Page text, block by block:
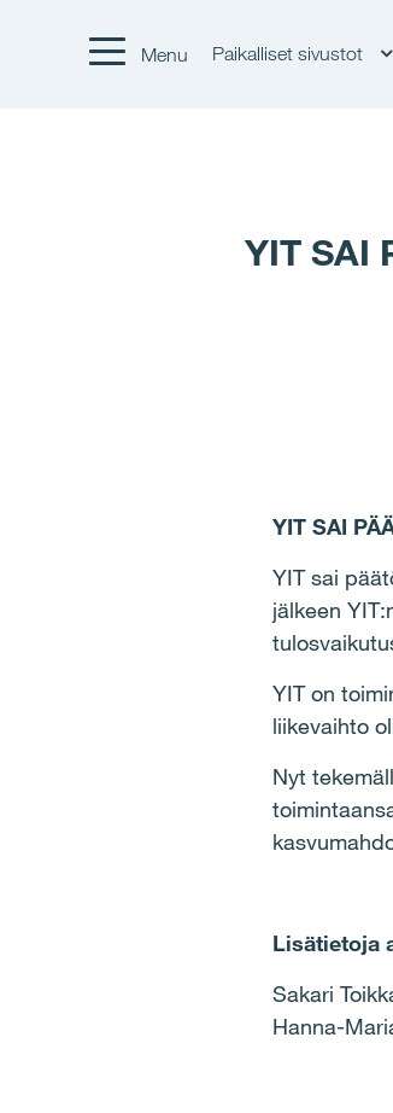
Menu Paikalliset sivustot
YIT SAI
YIT SAI
YIT sai
jälkeen
YIT on
liikevaihto
Nyt
Lisätietoja
Sakari
Hanna-